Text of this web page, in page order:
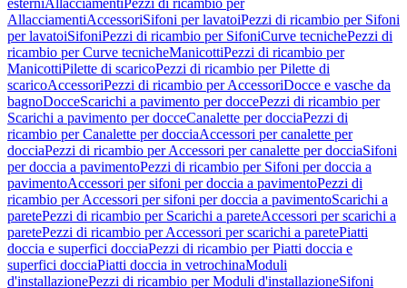
esterniAllacciamentiPezzi di ricambio per
AllacciamentiAccessoriSifoni per lavatoiPezzi di ricambio per Sifoni
per lavatoiSifoniPezzi di ricambio per SifoniCurve tecnichePezzi di
ricambio per Curve tecnicheManicottiPezzi di ricambio per
ManicottiPilette di scaricoPezzi di ricambio per Pilette di
scaricoAccessoriPezzi di ricambio per AccessoriDocce e vasche da
bagnoDocceScarichi a pavimento per doccePezzi di ricambio per
Scarichi a pavimento per docceCanalette per docciaPezzi di
ricambio per Canalette per docciaAccessori per canalette per
docciaPezzi di ricambio per Accessori per canalette per docciaSifoni
per doccia a pavimentoPezzi di ricambio per Sifoni per doccia a
pavimentoAccessori per sifoni per doccia a pavimentoPezzi di
ricambio per Accessori per sifoni per doccia a pavimentoScarichi a
paretePezzi di ricambio per Scarichi a pareteAccessori per scarichi a
paretePezzi di ricambio per Accessori per scarichi a paretePiatti
doccia e superfici docciaPezzi di ricambio per Piatti doccia e
superfici docciaPiatti doccia in vetrochinaModuli
d'installazionePezzi di ricambio per Moduli d'installazioneSifoni